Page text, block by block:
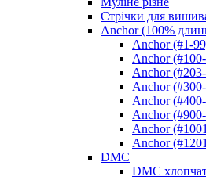
Стрічки для
Anchor (100%
Anchor (#1-
Anchor
Anchor
Anchor
Anchor
Anchor
Anchor
Anchor
DMC
DMC